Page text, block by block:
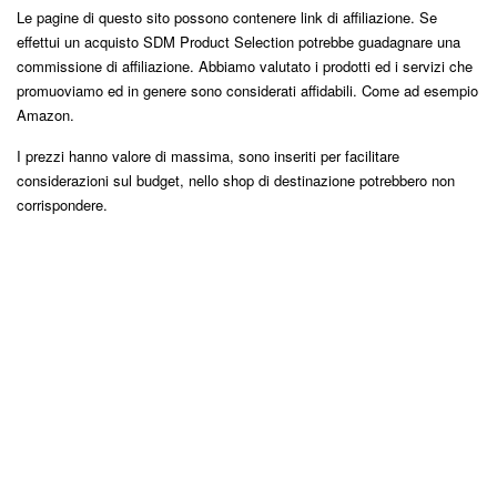
Le pagine di questo sito possono contenere link di affiliazione. Se
effettui un acquisto SDM Product Selection potrebbe guadagnare una
commissione di affiliazione. Abbiamo valutato i prodotti ed i servizi che
promuoviamo ed in genere sono considerati affidabili. Come ad esempio
Amazon.
I prezzi hanno valore di massima, sono inseriti per facilitare
considerazioni sul budget, nello shop di destinazione potrebbero non
corrispondere.